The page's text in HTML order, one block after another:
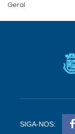
Geral
SIGA-NOS: